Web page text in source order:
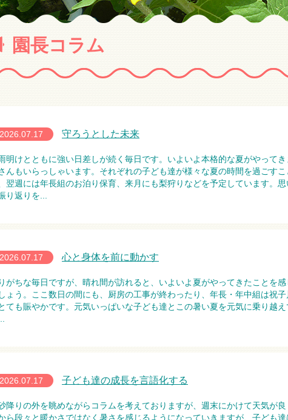
園長コラム
2026.07.17 守ろうとした未来
明けとともに強い日差しが続く毎日です。いよいよ本格的な夏がやって
んもいらっしゃいます。それぞれの子ども達が様々な夏の時間を過ごす
翌週には年長組のお泊り保育、来月にも梨狩りなどを予定しています。
り返りを...
2026.07.17 心と身体を前に動かす
がちな毎日ですが、晴れ間が訪れると、いよいよ夏がやってきたことを
ょう。ここ数日の間にも、厨房の工事が終わったり、年長・年中組は祝
ても賑やかです。元気いっぱいな子ども達とこの暑い夏を元気に乗り越
2026.07.17 子ども達の成長を言語化する
降りの外を眺めながらコラムを考えておりますが、週末にかけて天気が
ら段々と暖かさではなく暑さを感じるようになっていきますが、子ども